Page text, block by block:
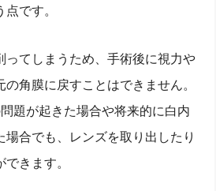
点です。
ってしまうため、手術後に視力や
角膜に戻すことはできません。
題が起きた場合や将来的に白内
場合でも、レンズを取り出したり
きます。